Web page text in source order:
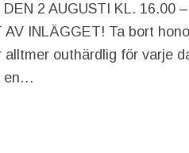
2 AUGUSTI KL. 16.00
AV INLÄGGET! Ta bort
alltmer outhärdlig för varje
en…